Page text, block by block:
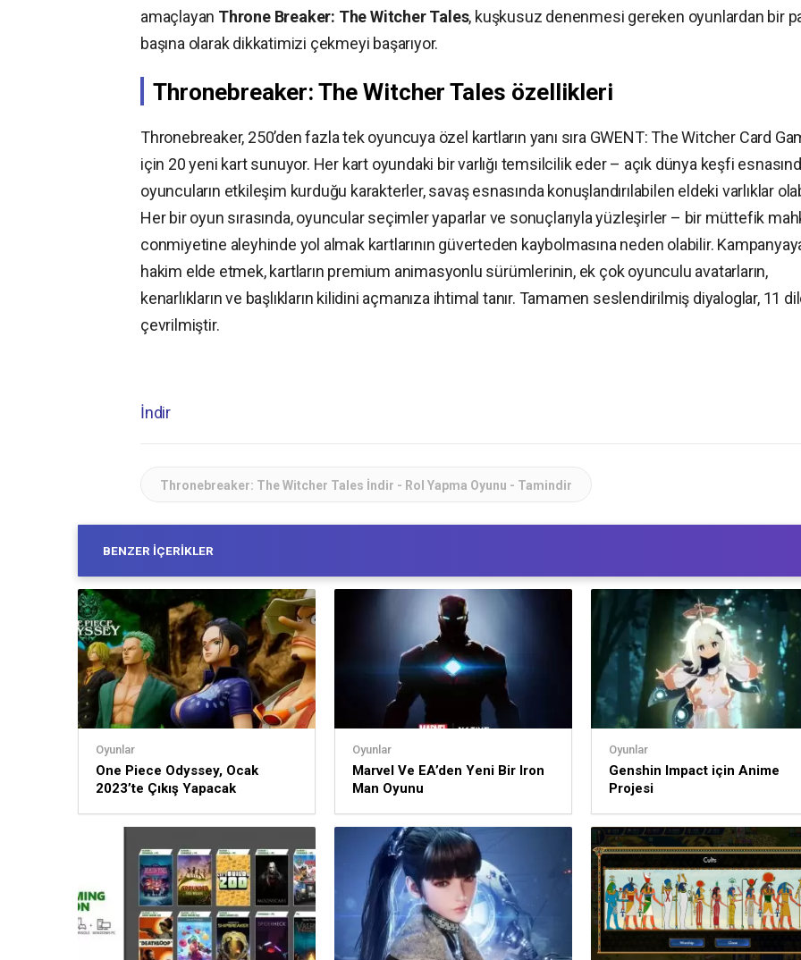
amaçlayan Throne Breaker: The Witcher Tales, kuşkusuz denenmesi gereken oyunlardan bir
başına olarak dikkatimizi çekmeyi başarıyor.
Thronebreaker: The Witcher Tales özellikleri
Thronebreaker, 250’den fazla tek oyuncuya özel kartların yanı sıra GWENT: The Witcher Card
için 20 yeni kart sunuyor. Her kart oyundaki bir varlığı temsilcilik eder – açık dünya keşfi
oyuncuların etkileşim kurduğu karakterler, savaş esnasında konuşlandırılabilen eldeki varlıklar
Her bir oyun sırasında, oyuncular seçimler yaparlar ve sonuçlarıyla yüzleşirler – bir müttefik
conmiyetine aleyhinde yol almak kartlarının güverteden kaybolmasına neden olabilir.
hakim elde etmek, kartların premium animasyonlu sürümlerinin, ek çok oyunculu avatarların,
kenarlıkların ve başlıkların kilidini açmanıza ihtimal tanır. Tamamen seslendirilmiş diyaloglar, 11
çevrilmiştir.
İndir
Thronebreaker: The Witcher Tales İndir - Rol Yapma Oyunu - Tamindir
BENZER İÇERIKLER
Oyunlar
One Piece Odyssey, Ocak
2023’te Çıkış Yapacak
Oyunlar
Marvel Ve EA’den Yeni Bir Iron
Man Oyunu
Oyunlar
Genshin Impact için Anime
Projesi